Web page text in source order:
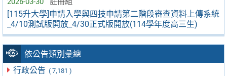
[115升大學]申請入學與四技申請第二階段審查資料上傳系統
_4/10測試版開放_4/30正式版開放(114學年度高三生)
依公告類別彙總
行政公告 ( 7,181 )